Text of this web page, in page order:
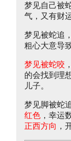
梦见自己被
气，又有财
梦见被蛇追
粗心大意导
梦见被蛇咬
的会找到理
儿子。
梦见脚被蛇
红色 ，幸运
正西方向 ，